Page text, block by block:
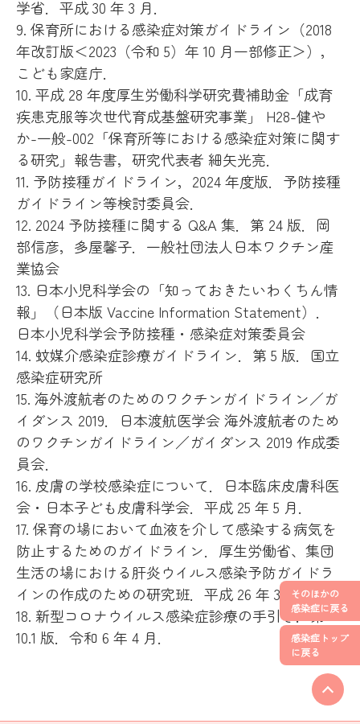
学省．平成 30 年 3 月．
9. 保育所における感染症対策ガイドライン（2018
年改訂版＜2023（令和 5）年 10 月一部修正＞），
こども家庭庁．
10. 平成 28 年度厚生労働科学研究費補助金「成育
疾患克服等次世代育成基盤研究事業」 H28-健や
か-一般-002「保育所等における感染症対策に関す
る研究」報告書，研究代表者 細矢光亮．
11. 予防接種ガイドライン，2024 年度版．予防接種
ガイドライン等検討委員会．
12. 2024 予防接種に関する Q&A 集．第 24 版．岡
部信彦，多屋馨子．一般社団法人日本ワクチン産
業協会
13. 日本小児科学会の「知っておきたいわくちん情
報」（日本版 Vaccine Information Statement）．
日本小児科学会予防接種・感染症対策委員会
14. 蚊媒介感染症診療ガイドライン．第 5 版．国立
感染症研究所
15. 海外渡航者のためのワクチンガイドライン／ガ
イダンス 2019．日本渡航医学会 海外渡航者のため
のワクチンガイドライン／ガイダンス 2019 作成委
員会．
16. 皮膚の学校感染症について．日本臨床皮膚科医
会・日本子ども皮膚科学会．平成 25 年 5 月．
17. 保育の場において血液を介して感染する病気を
防止するためのガイドライン．厚生労働省、集団
生活の場における肝炎ウイルス感染予防ガイドラ
インの作成のための研究班．平成 26 年 3 月．
18. 新型コロナウイルス感染症診療の手引き．第
10.1 版．令和 6 年 4 月．
そのほかの
感染症に戻る
感染症トップ
に戻る